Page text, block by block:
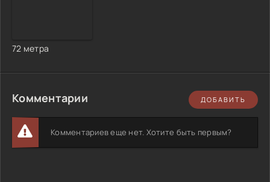
72 метра
Комментарии ДОБАВИТЬ
Комментариев еще нет. Хотите быть первым?